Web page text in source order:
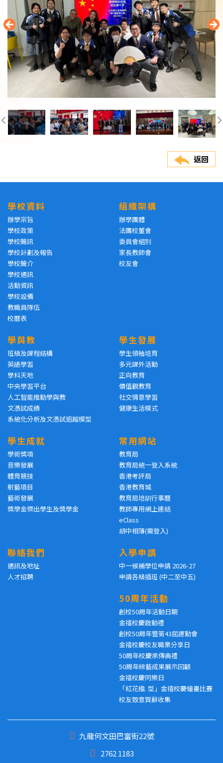
返回
學校資料
辦學宗旨
學校政策
學校簡訊
學校計劃及報告
學校簡介
學校通訊
活動資訊
學校設備
教職員隊伍
校曆表
組織架構
辦學團體
法團校董會
委員會組別
家長教師會
校友會
學與教
班級及課程結構
英語學習
學科天地
中央學習平台
人工智能推動學與教
文憑試成績
系統化分析及文憑試追蹤模型
學生發展
學生領袖培育
多元課外活動
正向教育
價值觀教育
社交情意學習
健康生活模式
學生成就
學術獎項
音樂發展
體育競技
射藝項目
藝術發展
獎學金傑出學生及獎學金
常用網站
教育局
教育局統一登入系統
香港考評局
香港教育城
教育局培訓行事曆
教師專用網上連結
eClass
胡中相簿(需登入)
聯絡我們
通訊及地址
人才招聘
入學申請
中一候補學位申請 2026-27
申請各級插班 (中二至中五)
50周年活動
創校50周年活動日期
金禧校慶啟動禮
創校50周年暨第43屆運動會
金禧校慶校友職業分享日
50周年校慶承傳典禮
50周年綜藝成果展示回顧
金禧校慶同樂日
「紅花楹. 型」金禧校慶繪畫比賽
校友致意賀辭收集
九龍何文田巴富街22號
2762 1183